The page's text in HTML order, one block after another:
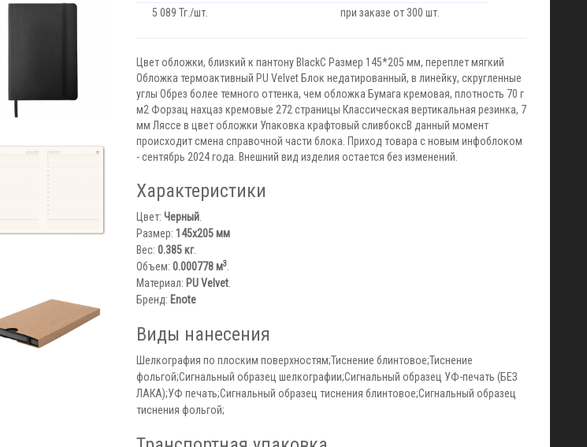
5 089 Тг./шт.
при заказе от 300 шт.
Цвет обложки, близкий к пантону BlackС Размер 145*205 мм, переплет мягкий
Обложка термоактивный PU Velvet Блок недатированный, в линейку, скругленные
углы Обрез более темного оттенка, чем обложка Бумага кремовая, плотность 70 г
м2 Форзац нахцаз кремовые 272 страницы Классическая вертикальная резинка, 7
мм Ляссе в цвет обложки Упаковка крафтовый сливбоксВ данный момент
происходит смена справочной части блока. Приход товара с новым инфоблоком
- сентябрь 2024 года. Внешний вид изделия остается без изменений.
Характеристики
Цвет: Черный
Размер: 145х205 мм
Вес: 0.385 кг.
Объем: 0.000778 м3
Материал: PU Velvet
Бренд: Enote
Виды нанесения
Шелкография по плоским поверхностям;Тиснение блинтовое;Тиснение
фольгой;Сигнальный образец шелкографии;Сигнальный образец УФ-печать (БЕЗ
ЛАКА);УФ печать;Сигнальный образец тиснения блинтовое;Сигнальный образец
тиснения фольгой;